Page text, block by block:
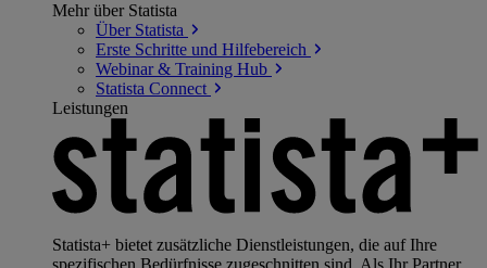
Mehr über Statista
Über Statista
Erste Schritte und Hilfebereich
Webinar & Training Hub
Statista Connect
Leistungen
Statista+ bietet zusätzliche Dienstleistungen, die auf Ihre
spezifischen Bedürfnisse zugeschnitten sind. Als Ihr Partner